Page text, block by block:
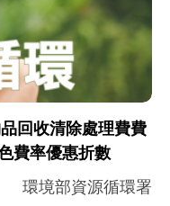
回收清除處理費費
費率優惠折數
環境部資源循環署